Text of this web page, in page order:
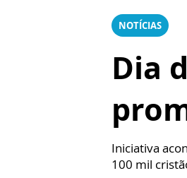
NOTÍCIAS
Dia
Iniciativa
100 mil